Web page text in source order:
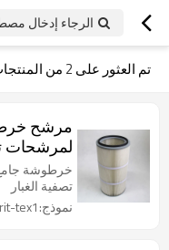
الرجاء إدخال
تم العثور على 2 من
مرشح
لمرشحات
استبدال
خرطوشة
تصفية الغبار
نموذج:Torit-tex1